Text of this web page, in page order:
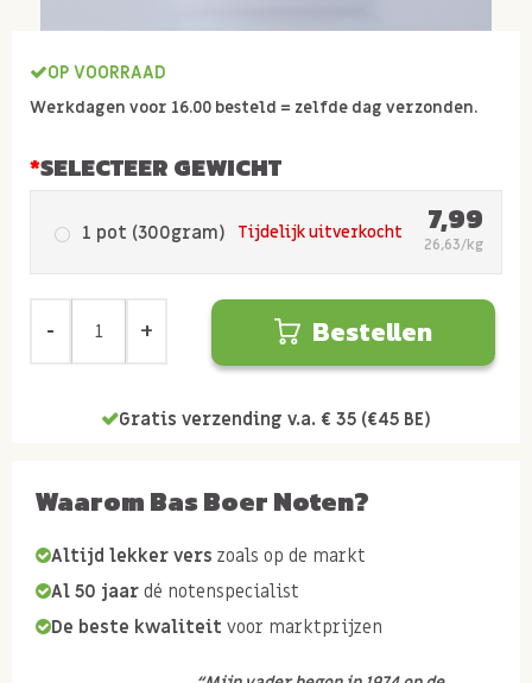
OP VOORRAAD
Werkdagen voor 16.00 besteld = zelfde dag verzonden.
SELECTEER GEWICHT
1 pot (300gram) Tijdelijk uitverkocht 7,99
26,63/kg
Bestellen
Gratis verzending v.a. € 35 (€45 BE)
Waarom Bas Boer Noten?
Altijd lekker vers zoals op de markt
Al 50 jaar dé notenspecialist
De beste kwaliteit voor marktprijzen